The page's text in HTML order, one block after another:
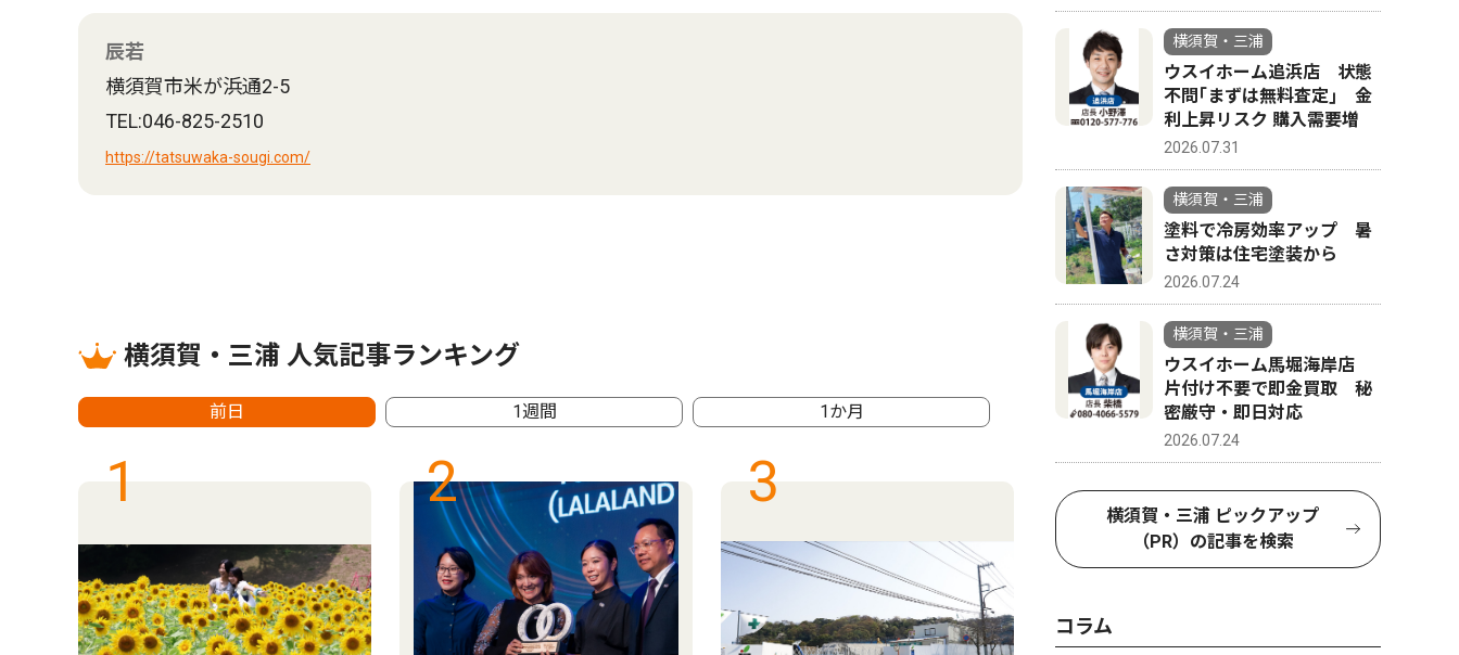
辰若
横須賀市米が浜通2-5
TEL:046-825-2510
https://tatsuwaka-sougi.com/
横須賀・三浦 人気記事ランキング
前日 1週間 1か月
1 2 3 4
横須賀・三浦
ウスイホーム追浜店 状態
不問｢まずは無料査定｣ 金
利上昇リスク 購入需要増
2026.07.31
横須賀・三浦
塗料で冷房効率アップ 暑
さ対策は住宅塗装から
2026.07.24
横須賀・三浦
ウスイホーム馬堀海岸店
片付け不要で即金買取 秘
密厳守・即日対応
2026.07.24
横須賀・三浦 ピックアップ
（PR）の記事を検索
コラム